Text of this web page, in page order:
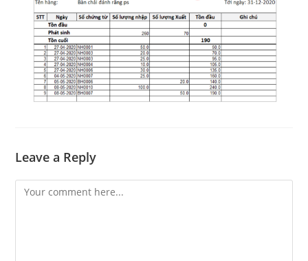
Leave a Reply
Comment